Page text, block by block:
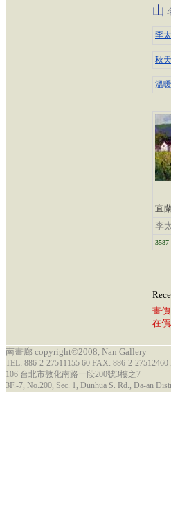
山
李
秋
溫
宜
李
3587
畫
在
南畫廊 copyright©2008, Nan Gallery
TEL: 886-2-27511155 60 FAX: 886-2-27512460
106 台北市敦化南路一段200號3樓之7
3F.-7, No.200, Sec. 1, Dunhua S. Rd., Da-an